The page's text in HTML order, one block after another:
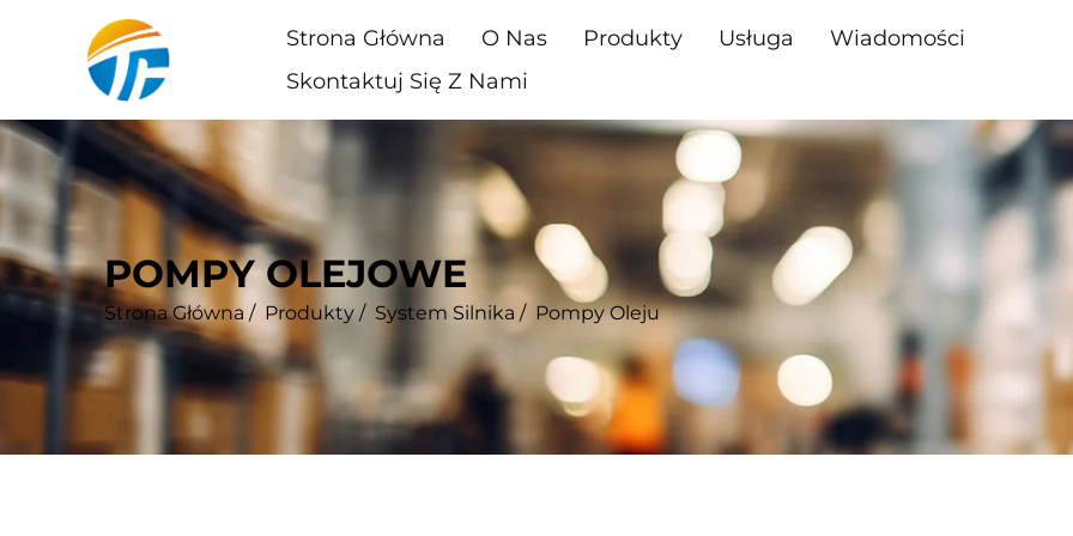
Strona Główna O Nas Produkty Usługa
Wiadomości
Skontaktuj Się Z Nami
POMPY OLEJOWE
Strona Główna / Produkty / System Silnika / Pompy Oleju